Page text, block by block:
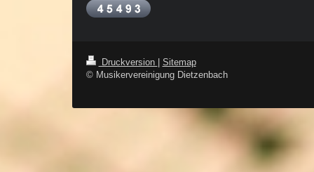
Druckversion | Sitemap
© Musikervereinigung Dietzenbach